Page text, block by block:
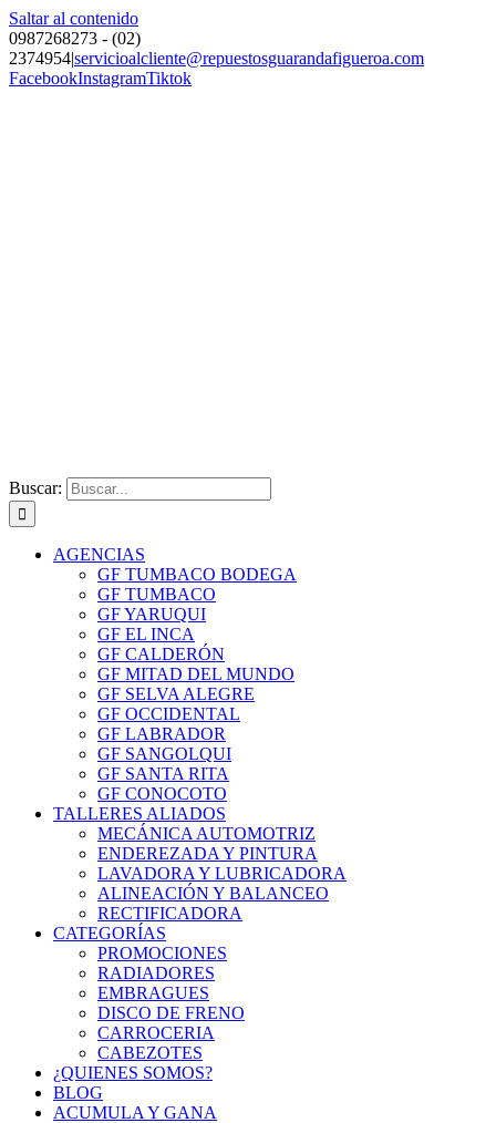
Saltar al contenido
0987268273 - (02)
2374954|servicioalcliente@repuestosguarandafigueroa.com
FacebookInstagramTiktok
Buscar:
AGENCIAS
GF TUMBACO BODEGA
GF TUMBACO
GF YARUQUI
GF EL INCA
GF CALDERÓN
GF MITAD DEL MUNDO
GF SELVA ALEGRE
GF OCCIDENTAL
GF LABRADOR
GF SANGOLQUI
GF SANTA RITA
GF CONOCOTO
TALLERES ALIADOS
MECÁNICA AUTOMOTRIZ
ENDEREZADA Y PINTURA
LAVADORA Y LUBRICADORA
ALINEACIÓN Y BALANCEO
RECTIFICADORA
CATEGORÍAS
PROMOCIONES
RADIADORES
EMBRAGUES
DISCO DE FRENO
CARROCERIA
CABEZOTES
¿QUIENES SOMOS?
BLOG
ACUMULA Y GANA